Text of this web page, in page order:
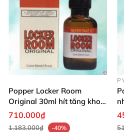
Popper Locker Room
Original 30ml hít tăng khoái
cảm Mỹ
710.000₫
1.183.000₫
-40%